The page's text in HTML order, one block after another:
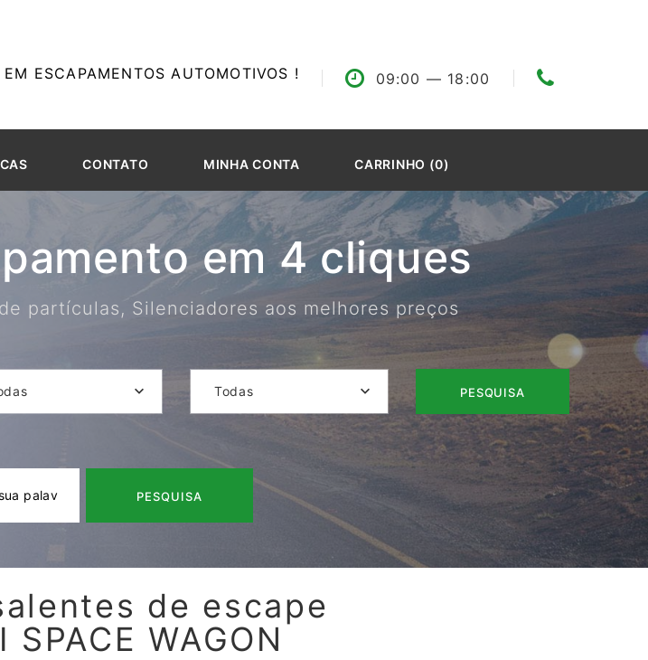
ESCAPAMENTOS AUTOMOTIVOS ! 09:00 — 18:00
CONTATO MINHA CONTA CARRINHO (0)
em 4 cliques
partículas, Silenciadores aos melhores preços
Todas PESQUISA
PESQUISA
de escape
WAGON